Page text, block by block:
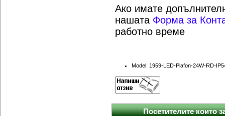
Ако имате
нашата Форма за
работно време
Model: 1959-LED-Plafon-24W-RD-
Посетителите които